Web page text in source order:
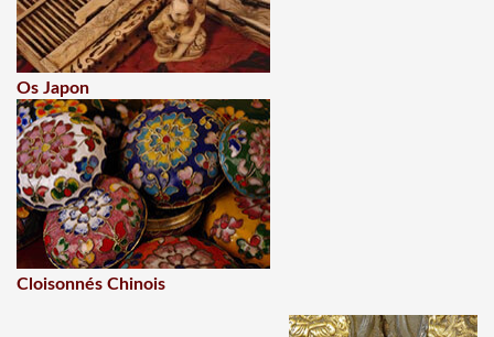
Os Japon
Cloisonnés Chinois